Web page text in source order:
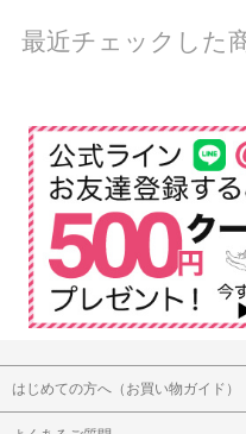
最近チェックした
はじめての方へ（お買い物ガイド）